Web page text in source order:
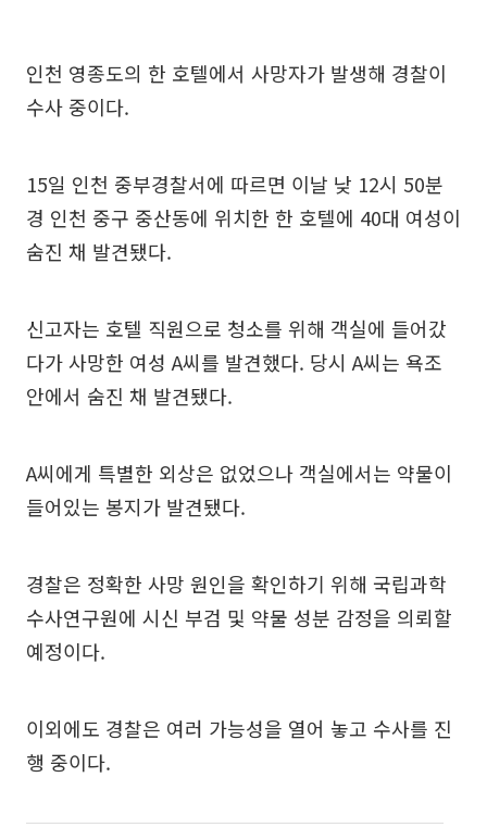
인천 영종도의 한 호텔에서 사망자가 발생해 경찰이
수사 중이다.
15일 인천 중부경찰서에 따르면 이날 낮 12시 50분
경 인천 중구 중산동에 위치한 한 호텔에 40대 여성이
숨진 채 발견됐다.
신고자는 호텔 직원으로 청소를 위해 객실에 들어갔
다가 사망한 여성 A씨를 발견했다. 당시 A씨는 욕조
안에서 숨진 채 발견됐다.
A씨에게 특별한 외상은 없었으나 객실에서는 약물이
들어있는 봉지가 발견됐다.
경찰은 정확한 사망 원인을 확인하기 위해 국립과학
수사연구원에 시신 부검 및 약물 성분 감정을 의뢰할
예정이다.
이외에도 경찰은 여러 가능성을 열어 놓고 수사를 진
행 중이다.